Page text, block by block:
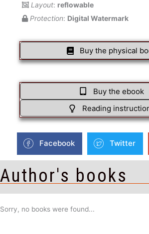
Layout: reflowable
Protection: Digital Watermark
Buy the physical
Buy the ebook
Reading
Facebook Twitter
Author's books
Sorry, no books were found...